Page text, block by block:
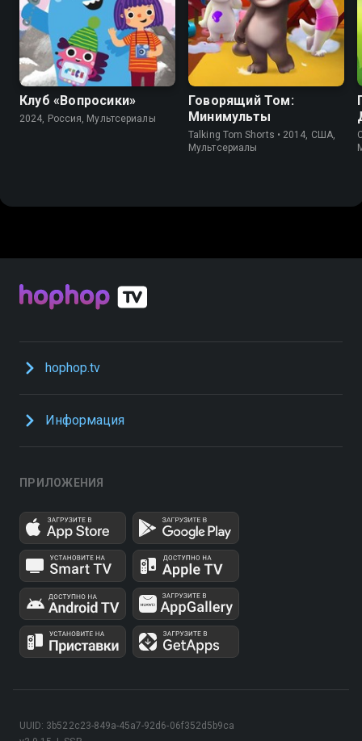
8.8
Клуб «Вопросики»
2024, Россия, Мультсериалы
8.5 7.5
Говорящий Том:
Минимульты
Talking Tom Shorts • 2014, США,
Мультсериалы
hophop.tv
Информация
ПРИЛОЖЕНИЯ
UUID: 3b522c23-849a-45a7-92d6-06f352d5b9ca